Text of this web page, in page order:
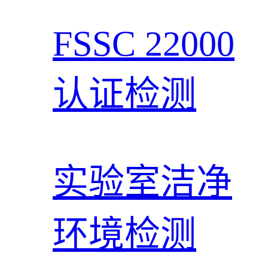
FSSC 22000
认证检测
实验室洁净
环境检测